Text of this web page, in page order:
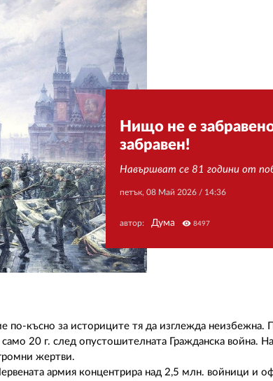
Нищо не е
забравен!
Навършват се 81 години от
петък, 08 Май 2026 / 14:36
автор: Дума visibility8497
по-късно за историците тя да изглежда неизбежна.
20 г. след опустошителната Гражданска война.
жертви.
армия концентрира над 2,5 млн. войници и